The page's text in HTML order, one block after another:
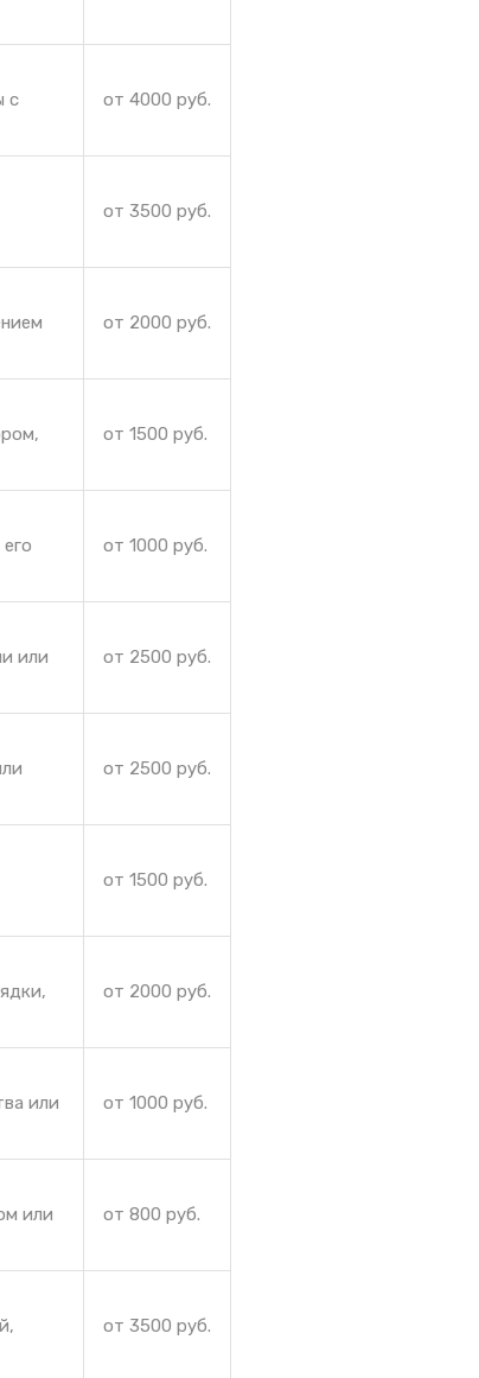
с
от 4000 руб.
от 3500 руб.
от 2000 руб.
от 1500 руб.
от 1000 руб.
или
от 2500 руб.
от 2500 руб.
от 1500 руб.
от 2000 руб.
или
от 1000 руб.
или
от 800 руб.
от 3500 руб.